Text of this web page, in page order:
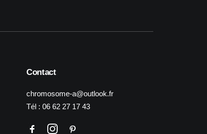
Contact
chromosome-a@outlook.fr
Tél : 06 62 27 17 43